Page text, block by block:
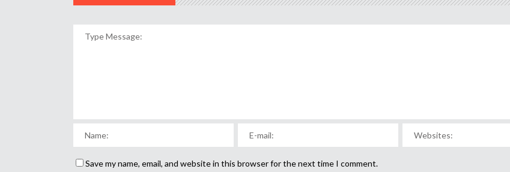
Save my name, email, and website in this browser for the next time I comment.